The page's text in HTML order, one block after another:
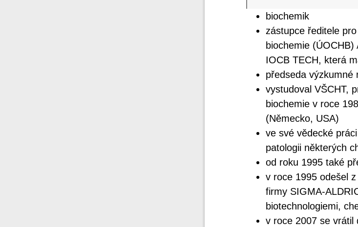
biochemik
zástupce ředitele
biochemie
IOCB TECH, která
předseda výzkumné
vystudoval VŠCHT,
biochemie v roce
(Německo, USA)
ve své vědecké
patologii některých
od roku 1995 také
v roce 1995 odešel
firmy SIGMA-
biotechnologiemi,
v roce 2007 se vrátil